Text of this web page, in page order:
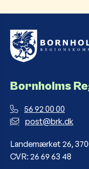
Bornholms
56 92 00 00
post@brk.dk
Landemærket 26,
CVR: 26 69 63 48